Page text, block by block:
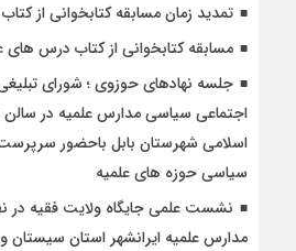
تمدید زمان مسابقه کتابخوانی از
مسابقه کتابخوانی از کتاب درس های
جلسه نهادهای حوزوی ؛ شورای
اجتماعی سیاسی مدارس علمیه در سالن
اسلامی شهرستان بابل باحضور سرپرست
سیاسی حوزه های علمیه
نشست علمی جایگاه ولایت فقیه در
مدارس علمیه ایرانشهر استان سیستان